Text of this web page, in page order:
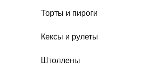
Торты и пироги
Кексы и рулеты
Штоллены